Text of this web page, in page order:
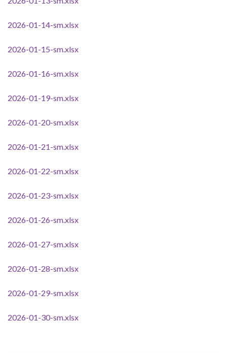
2026-01-14-sm.xlsx
2026-01-15-sm.xlsx
2026-01-16-sm.xlsx
2026-01-19-sm.xlsx
2026-01-20-sm.xlsx
2026-01-21-sm.xlsx
2026-01-22-sm.xlsx
2026-01-23-sm.xlsx
2026-01-26-sm.xlsx
2026-01-27-sm.xlsx
2026-01-28-sm.xlsx
2026-01-29-sm.xlsx
2026-01-30-sm.xlsx